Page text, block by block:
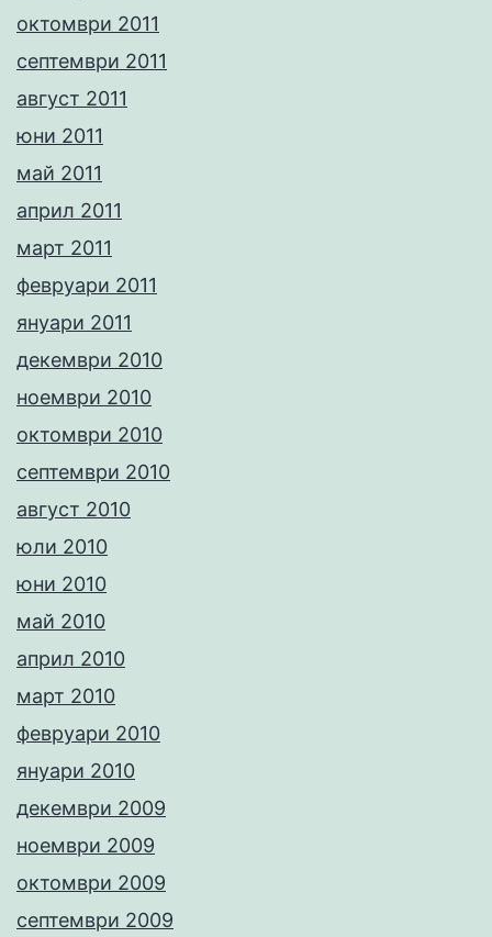
октомври 2011
септември 2011
август 2011
юни 2011
май 2011
април 2011
март 2011
февруари 2011
януари 2011
декември 2010
ноември 2010
октомври 2010
септември 2010
август 2010
юли 2010
юни 2010
май 2010
април 2010
март 2010
февруари 2010
януари 2010
декември 2009
ноември 2009
октомври 2009
септември 2009